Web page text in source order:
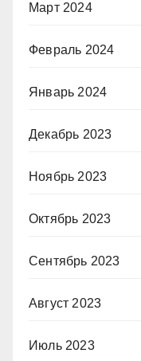
Март 2024
Февраль 2024
Январь 2024
Декабрь 2023
Ноябрь 2023
Октябрь 2023
Сентябрь 2023
Август 2023
Июль 2023